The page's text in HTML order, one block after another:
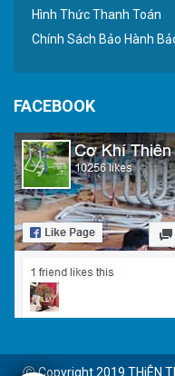
Hình Thức Thanh Toán
Chính Sách Bảo Hành
FACEBOOK
Ⓒ Copyright 2019 THiÊN